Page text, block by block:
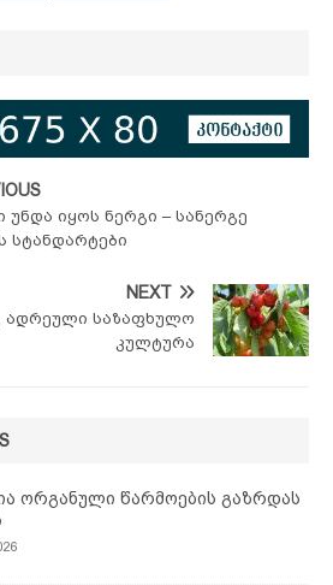
იყოს ნერგი – სანერგე
სტანდარტები
NEXT
ადრეული საზაფხულო
კულტურა
ორგანული წარმოების გაზრდას